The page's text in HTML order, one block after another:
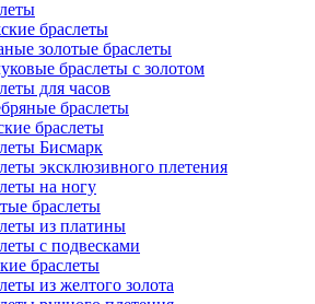
браслеты
золотые браслеты
браслеты с золотом
для часов
браслеты
браслеты
Бисмарк
эксклюзивного плетения
на ногу
браслеты
из платины
с подвесками
браслеты
из желтого золота